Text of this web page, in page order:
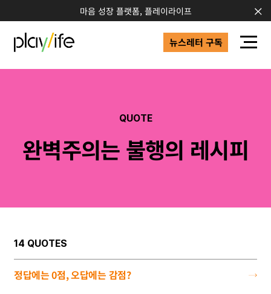
마음 성장 플랫폼, 플레이라이프
뉴스레터 구독
QUOTE
완벽주의는 불행의 레시피
14 QUOTES
정답에는 0점, 오답에는 감점?